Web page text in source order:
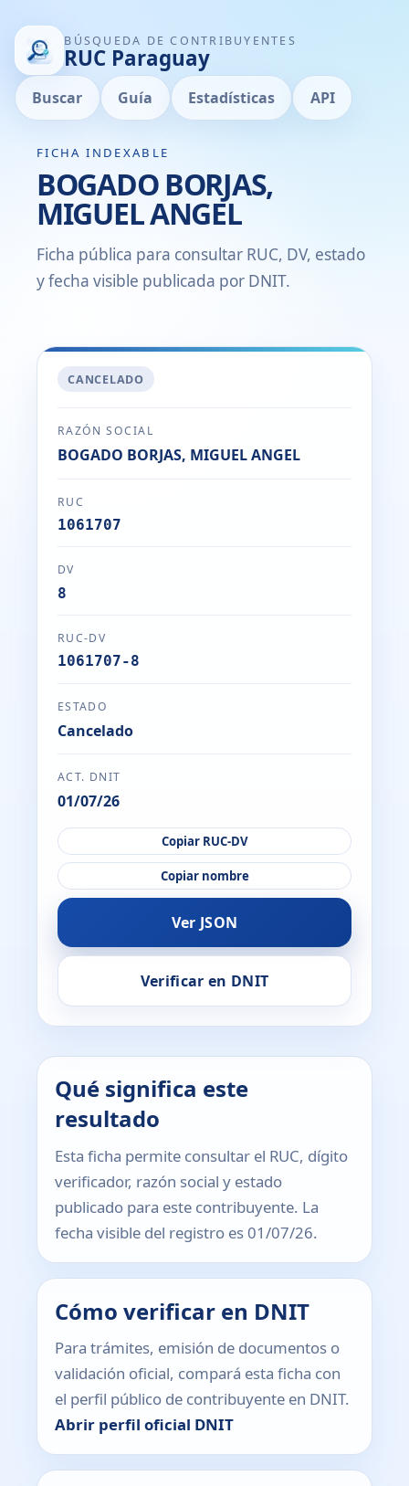
BÚSQUEDA DE CONTRIBUYENTES
RUC Paraguay
Buscar Guía Estadísticas API
FICHA INDEXABLE
BOGADO BORJAS,
MIGUEL ANGEL
Ficha pública para consultar RUC, DV, estado
y fecha visible publicada por DNIT.
CANCELADO
RAZÓN SOCIAL
BOGADO BORJAS, MIGUEL ANGEL
RUC
1061707
DV
8
RUC-DV
1061707-8
ESTADO
Cancelado
ACT. DNIT
01/07/26
Copiar RUC-DV
Copiar nombre
Ver JSON
Verificar en DNIT
Qué significa este
resultado
Esta ficha permite consultar el RUC, dígito
verificador, razón social y estado
publicado para este contribuyente. La
fecha visible del registro es 01/07/26.
Cómo verificar en DNIT
Para trámites, emisión de documentos o
validación oficial, compará esta ficha con
el perfil público de contribuyente en DNIT.
Abrir perfil oficial DNIT